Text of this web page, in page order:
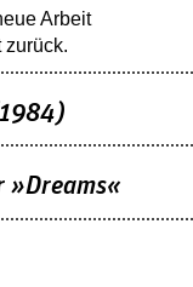
Arbeit
»Dreams«